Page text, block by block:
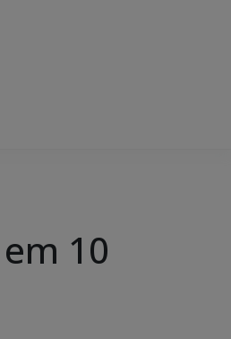
10